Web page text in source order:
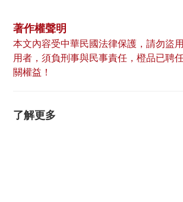
著作權聲明
本文內容受中華民國法律保護，請勿盜
用者，須負刑事與民事責任，橙品已聘
關權益！
了解更多